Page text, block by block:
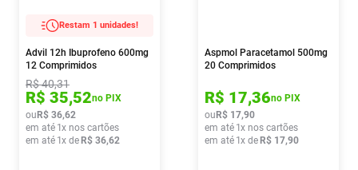
Restam 1 unidades!
Advil 12h Ibuprofeno 600mg
12 Comprimidos
R$40,31
R$ 35,52no PIX
ou R$ 36,62
em até 1x nos cartões
em até 1x de R$ 36,62
Aspmol Paracetamol 500mg
20 Comprimidos
R$ 17,36no PIX
ou R$ 17,90
em até 1x nos cartões
em até 1x de R$ 17,90